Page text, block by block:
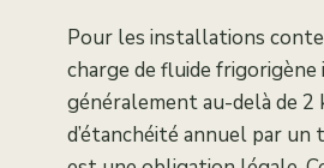
Pour les installations
charge de fluide
généralement au-delà de
d’étanchéité annuel par un